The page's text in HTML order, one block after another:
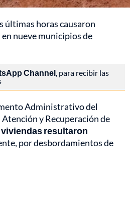
últimas horas causaron
nueve municipios de
Channel , para recibir las
Administrativo del
y Recuperación de
viviendas resultaron
por desbordamientos de